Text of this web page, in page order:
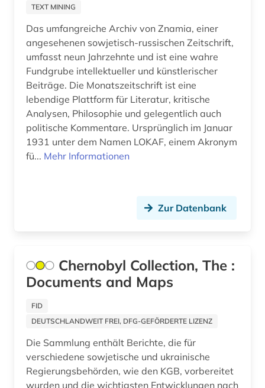
TEXT MINING
Das umfangreiche Archiv von Znamia, einer
angesehenen sowjetisch-russischen Zeitschrift,
umfasst neun Jahrzehnte und ist eine wahre
Fundgrube intellektueller und künstlerischer
Beiträge. Die Monatszeitschrift ist eine
lebendige Plattform für Literatur, kritische
Analysen, Philosophie und gelegentlich auch
politische Kommentare. Ursprünglich im Januar
1931 unter dem Namen LOKAF, einem Akronym
fü... Mehr Informationen
Zur Datenbank
Chernobyl Collection, The :
Documents and Maps
FID
DEUTSCHLANDWEIT FREI, DFG-GEFÖRDERTE LIZENZ
Die Sammlung enthält Berichte, die für
verschiedene sowjetische und ukrainische
Regierungsbehörden, wie den KGB, vorbereitet
wurden und die wichtigsten Entwicklungen nach